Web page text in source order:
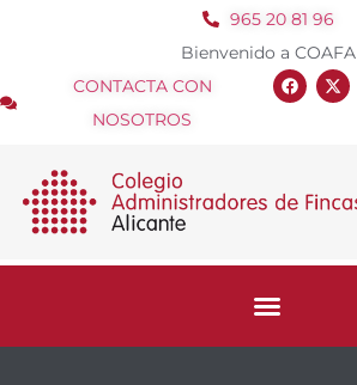
965 20 81 96
Bienvenido a COAFA
CONTACTA CON
NOSOTROS